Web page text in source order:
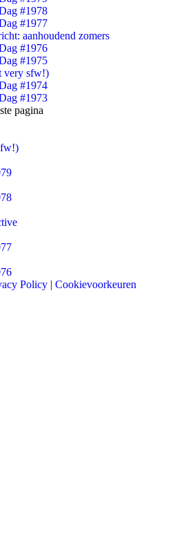
#1978
#1977
aanhoudend zomers
#1976
#1975
very sfw!)
#1974
#1973
pagina
Policy | Cookievoorkeuren